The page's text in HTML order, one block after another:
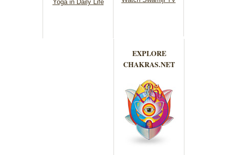
Yoga in Daily Life
EXPLORE
CHAKRAS.NET